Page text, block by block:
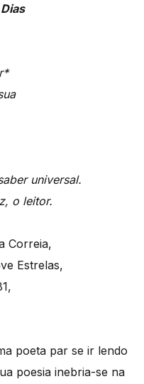
universal.
o leitor.
Correia,
Estrelas,
poeta par se ir lendo
poesia inebria-se na